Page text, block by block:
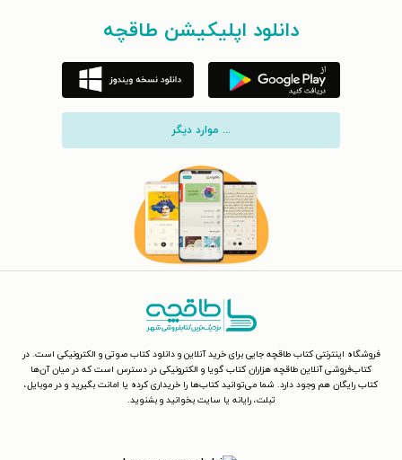
دانلود اپلیکیشن طاقچه
... موارد دیگر
فروشگاه اینترنتی کتاب طاقچه جایی برای خرید آنلاین و دانلود کتاب صوتی و الکترونیکی است. در
کتاب‌فروشی آنلاین طاقچه هزاران کتاب گویا و الکترونیکی در دسترس است که در میان آن‌ها
کتاب رایگان هم وجود دارد. شما می‌توانید کتاب‌ها را خریداری کرده یا امانت بگیرید و در موبایل،
تبلت، رایانه یا سایت بخوانید و بشنوید.